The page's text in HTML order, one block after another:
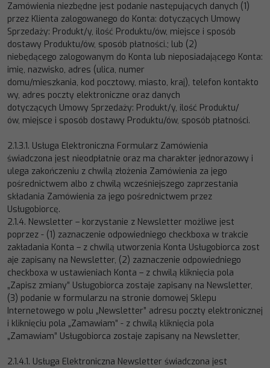
Zamówienia niezbędne jest podanie następujących danych (1)
przez Klienta zalogowanego do Konta: dotyczących Umowy
Sprzedaży: Produkt/y, ilość Produktu/ów, miejsce i sposób
dostawy Produktu/ów, sposób płatności.; lub (2)
niebędącego zalogowanym do Konta lub nieposiadającego Konta:
imię, nazwisko, adres (ulica, numer
domu/mieszkania, kod pocztowy, miasto, kraj), telefon kontakto
wy, adres poczty elektroniczne oraz danych
dotyczących Umowy Sprzedaży: Produkt/y, ilość Produktu/
ów, miejsce i sposób dostawy Produktu/ów, sposób płatności.
2.1.3.1. Usługa Elektroniczna Formularz Zamówienia
świadczona jest nieodpłatnie oraz ma charakter jednorazowy i
ulega zakończeniu z chwilą złożenia Zamówienia za jego
pośrednictwem albo z chwilą wcześniejszego zaprzestania
składania Zamówienia za jego pośrednictwem przez
Usługobiorcę.
2.1.4. Newsletter – korzystanie z Newsletter możliwe jest
poprzez - (1) zaznaczenie odpowiedniego checkboxa w trakcie
zakładania Konta – z chwilą utworzenia Konta Usługobiorca zost
aje zapisany na Newsletter, (2) zaznaczenie odpowiedniego
checkboxa w ustawieniach Konta – z chwilą kliknięcia pola
„Zapisz zmiany” Usługobiorca zostaje zapisany na Newsletter,
(3) podanie w formularzu na stronie domowej Sklepu
Internetowego w polu „Newsletter” adresu poczty elektronicznej
i kliknięciu pola „Zamawiam” - z chwilą kliknięcia pola
„Zamawiam” Usługobiorca zostaje zapisany na Newsletter,
2.1.4.1. Usługa Elektroniczna Newsletter świadczona jest